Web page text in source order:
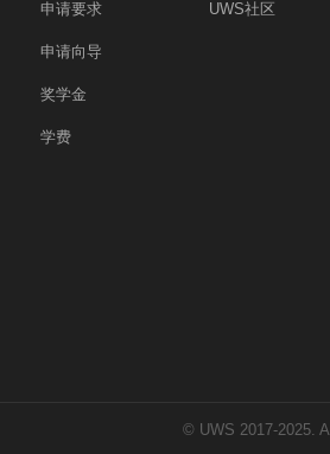
申请要求
申请向导
奖学金
学费
UWS社区
© UWS 2017-2025.